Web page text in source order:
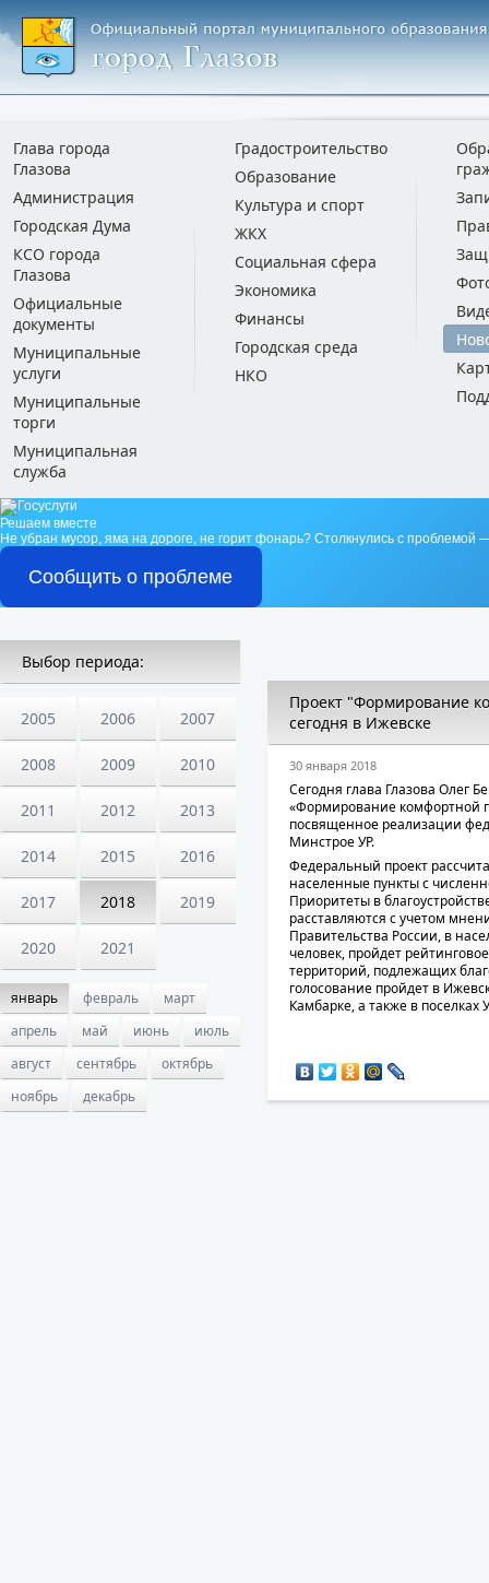
Глава города
Глазова
Администрация
Городская Дума
КСО города
Глазова
Официальные
документы
Муниципальные
услуги
Муниципальные
торги
Муниципальная
служба
Градостроительство
Образование
Культура и спорт
ЖКХ
Социальная сфера
Экономика
Финансы
Городская среда
НКО
Решаем вместе
Не убран мусор, яма на дороге, не горит фонарь? Столкнулись с проблемой
Сообщить о проблеме
Выбор периода:
2005 2006 2007
2008 2009 2010
2011 2012 2013
2014 2015 2016
2017 2018 2019
2020 2021
январь февраль
март
апрель
май июнь
июль
август
сентябрь
октябрь
ноябрь
декабрь
Проект "Формирование
сегодня в Ижевске
30 января 2018
Сегодня глава Глазова Олег
«Формирование комфортной
посвященное реализации
Минстрое УР.
Федеральный проект
населенные пункты с
Приоритеты в
расставляются с учетом
Правительства России, в
человек, пройдет
территорий, подлежащих
голосование пройдет в
Камбарке, а также в поселках